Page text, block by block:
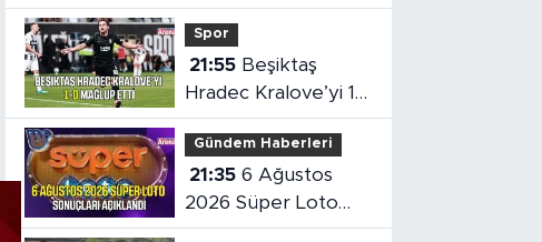
küçük çocuğun
ölümüne neden oldu
Spor
21:55
Hradec Kralove’yi 1-
0 mağlup etti
Gündem Haberleri
21:35 6 Ağustos
2026 Süper Loto
sonuçları açıklandı